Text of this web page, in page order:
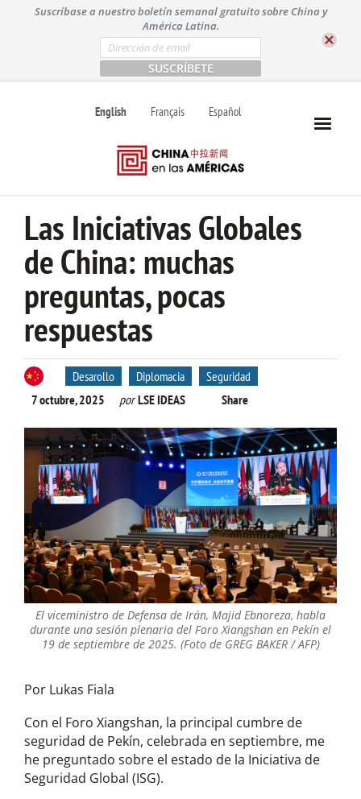
t
Suscríbase a nuestro boletín semanal gratuito sobre China y
América Latina.
E
m
a
i
*
English Français Español
Las Iniciativas Globales
de China: muchas
preguntas, pocas
respuestas
Desarollo Diplomacia
Seguridad
7 octubre, 2025
porLSE IDEAS Share
El viceministro de Defensa de Irán, Majid Ebnoreza, habla
durante una sesión plenaria del Foro Xiangshan en Pekín el
19 de septiembre de 2025. (Foto de GREG BAKER / AFP)
Por Lukas Fiala
Con el Foro Xiangshan, la principal cumbre de
seguridad de Pekín, celebrada en septiembre, me
he preguntado sobre el estado de la Iniciativa de
Seguridad Global (ISG).